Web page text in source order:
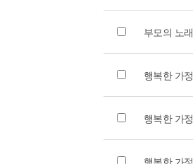
부모의 노래
행복한 가정
행복한 가정
행복한 가정